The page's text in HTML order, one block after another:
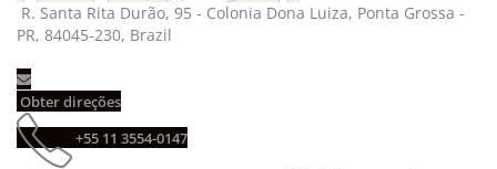
R. Santa Rita Durão, 95 - Colonia Dona Luiza, Ponta Grossa -
PR, 84045-230, Brazil
Obter direções
+55 11 3554-0147